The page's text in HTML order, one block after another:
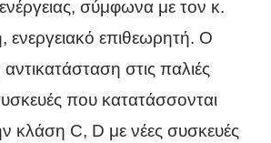
σύμφωνα με τον κ.
ενεργειακό επιθεωρητή. Ο
στις παλιές
που κατατάσσονται
κλάση C, D με νέες συσκευές